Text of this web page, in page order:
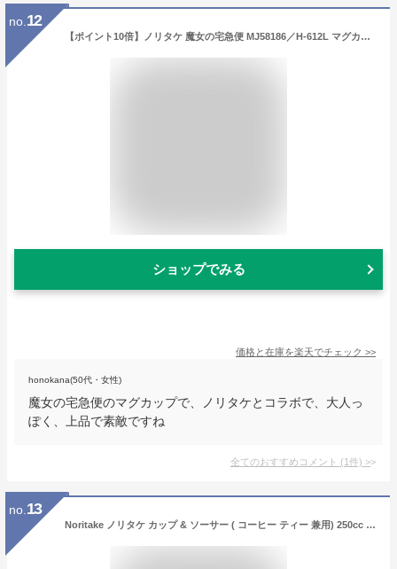
no. 12
【ポイント10倍】ノリタケ 魔女の宅急便 MJ58186／H-612L マグカップ(ピンク) ジブリ おしゃれ かわいい 食器 ブランド 結婚祝い 内祝い
ショップでみる
価格と在庫を楽天でチェック >>
honokana(50代・女性)
魔女の宅急便のマグカップで、ノリタケとコラボで、大人っ
ぽく、上品で素敵ですね
全てのおすすめコメント (1件) >
no. 13
Noritake ノリタケ カップ & ソーサー ( コーヒー ティー 兼用) 250cc となりのトトロ 電子レンジ対応 1客 ボーンチャイナ TT97889/4924-3